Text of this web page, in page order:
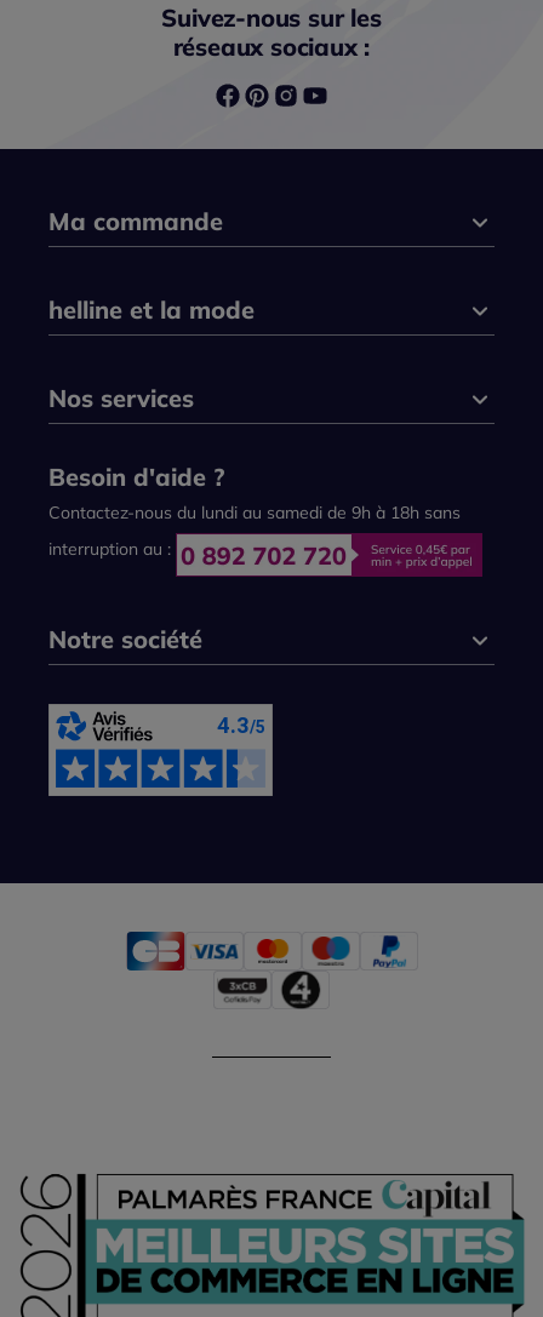
Suivez-nous sur les
réseaux sociaux :
Ma commande
helline et la mode
Nos services
Besoin d'aide ?
Contactez-nous du lundi au samedi de 9h à 18h sans
interruption au :
Notre société